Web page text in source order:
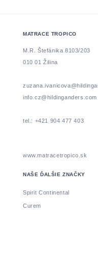
MATRACE TROPICO
M.R. Štefánika 8103/203
010 01 Žilina
info.cz@hildinganders.com
tel.: +421 904 477 403
www.matracetropico.sk
NAŠE ĎALŠIE ZNAČKY
Spirit Continental
Curem